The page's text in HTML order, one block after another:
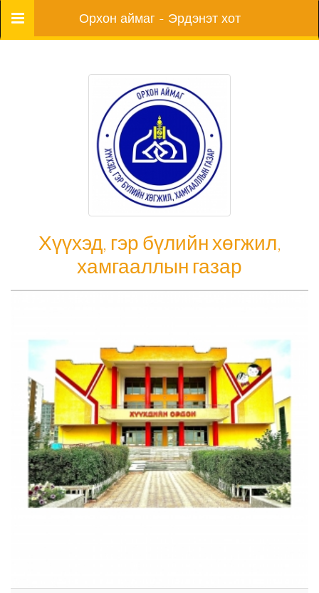
Цэс Орхон аймаг - Эрдэнэт хот
Хүүхэд, гэр бүлийн хөгжил,
хамгааллын газар